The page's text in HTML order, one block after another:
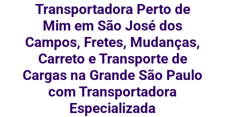
Transportadora Perto de
Mim em São José dos
Campos, Fretes, Mudanças,
Carreto e Transporte de
Cargas na Grande São Paulo
com Transportadora
Especializada